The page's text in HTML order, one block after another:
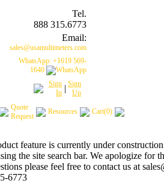
Tel.
888 315.6773
Email:
sales@usamultimeters.com
WhatsApp: +1619 569-
1640
Sign
In | Sign
Up
Quote
Request
Resources Cart(0)
feature is currently under
the site search bar. We apologize for
please feel free to contact us at
6773